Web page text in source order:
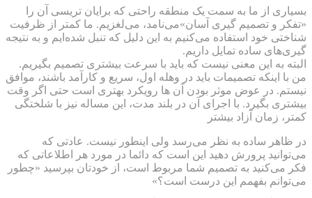
بسیاری از ما به سمت یک منطقه راحتی که برایان تریسی آن را
«تفکر و تصمیم گیری آسان»می‌نامد، می‌لغزیم. ما کمتر از ظرفیت
شناختی خود استفاده می‌کنیم به این دلیل که تنبل شده‌ایم و به نتیجه
گیری‌های ساده تمایل داریم.
البته به این معنی نیست که باید با سرعت بیشتری تصمیم بگیریم.
من با اینکه تصمیمات باید در وهله اول، سریع و کارآمد باشند، موافق
نیستم. در عوض موثر بودن آن ها رویکرد بهتری است حتی اگر وقت
بیشتری بگیرد. با اجرای آن در بلند مدت، این مساله نیز با شلختگی
کمتر، زمان آزاد بیشتر ‌
در ظاهر ساده به نظر می‌رسد ولی اینطور نیست. عادتی که
می‌توانید پرورش دهید این است که دائما در مورد هر اطلاعاتی که
فکر می‌کنید به تصمیم شما مربوط است، از خودتان بپرسید «چطور
می‌توانم بفهمم این درست است؟»